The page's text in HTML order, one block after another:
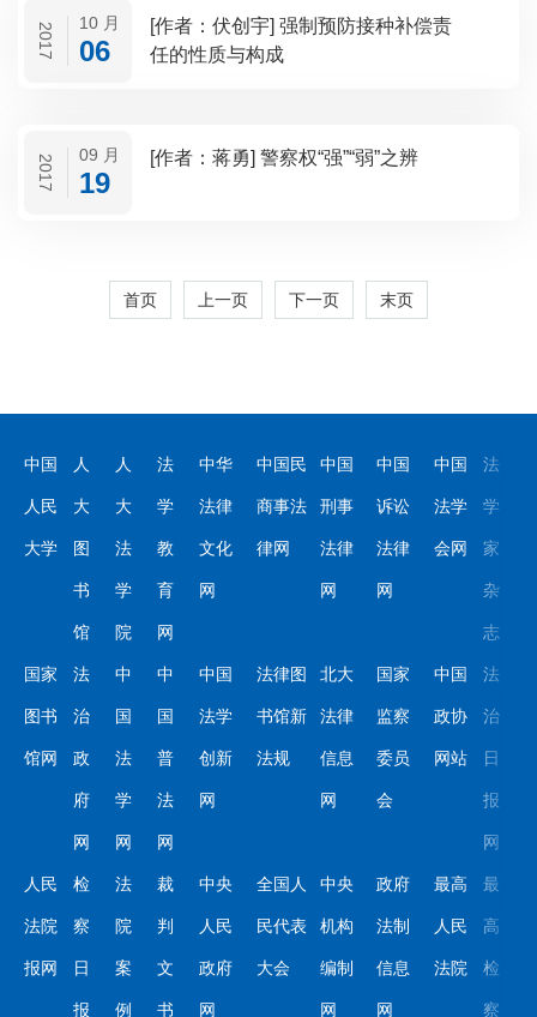
2017 10 月
06
[作者：伏创宇] 强制预防接种补偿责
任的性质与构成
2017 09 月
19
[作者：蒋勇] 警察权“强”“弱”之辨
首页 上一页 下一页 末页
中国
人民
大学
人
大
图
书
馆
人
大
法
学
院
法
学
教
育
网
中华
法律
文化
网
中国民
商事法
律网
中国
刑事
法律
网
中国
诉讼
法律
网
中国
法学
会网
法
学
家
杂
志
国家
图书
馆网
法
治
政
府
网
中
国
法
学
网
中
国
普
法
网
中国
法学
创新
网
法律图
书馆新
法规
北大
法律
信息
网
国家
监察
委员
会
中国
政协
网站
法
治
日
报
网
人民
法院
报网
检
察
日
报
法
院
案
例
裁
判
文
书
中央
人民
政府
网
全国人
民代表
大会
中央
机构
编制
网
政府
法制
信息
网
最高
人民
法院
最
高
检
察